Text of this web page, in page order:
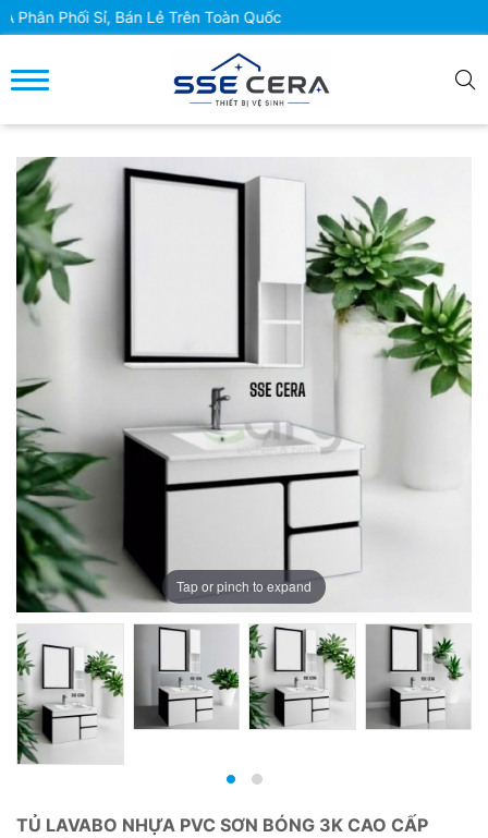
Sỉ, Bán Lẻ Trên Toàn Quốc
Tap or pinch to expand
TỦ LAVABO NHỰA PVC SƠN BÓNG 3K CAO CẤP